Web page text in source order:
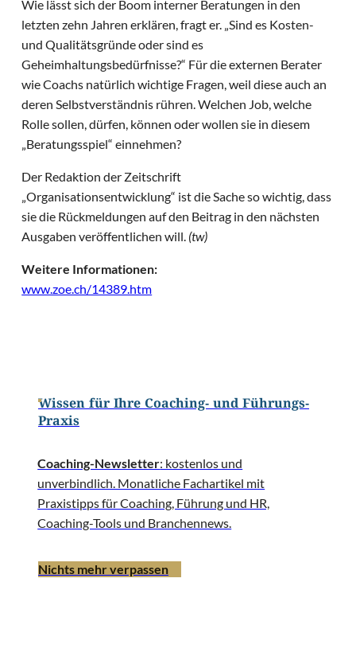
Wie lässt sich der Boom interner Beratungen in den
letzten zehn Jahren erklären, fragt er. „Sind es Kosten-
und Qualitätsgründe oder sind es
Geheimhaltungsbedürfnisse?“ Für die externen Berater
wie Coachs natürlich wichtige Fragen, weil diese auch an
deren Selbstverständnis rühren. Welchen Job, welche
Rolle sollen, dürfen, können oder wollen sie in diesem
„Beratungsspiel“ einnehmen?
Der Redaktion der Zeitschrift
„Organisationsentwicklung“ ist die Sache so wichtig, dass
sie die Rückmeldungen auf den Beitrag in den nächsten
Ausgaben veröffentlichen will. (tw)
Weitere Informationen:
www.zoe.ch/14389.htm
Wissen für Ihre Coaching- und Führungs-
Praxis
Coaching-Newsletter: kostenlos und
unverbindlich. Monatliche Fachartikel mit
Praxistipps für Coaching, Führung und HR,
Coaching-Tools und Branchennews.
Nichts mehr verpassen